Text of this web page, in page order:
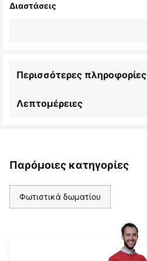
Διαστάσεις
Λεπτομέρειες
Περισσότερες πληροφορίες
Παρόμοιες κατηγορίες
Φωτιστικά δωματίου